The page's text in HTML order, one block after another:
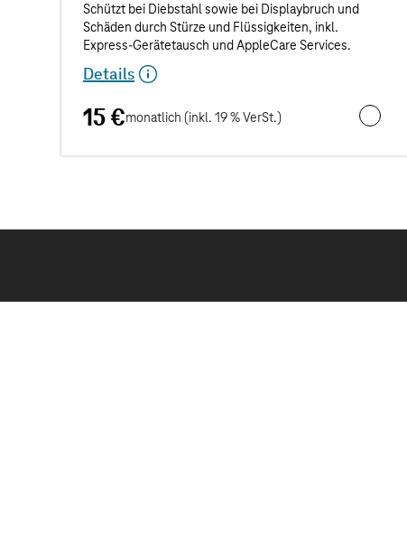
Details
15 €monatlich (inkl. 19 % VerSt.) Unfall-